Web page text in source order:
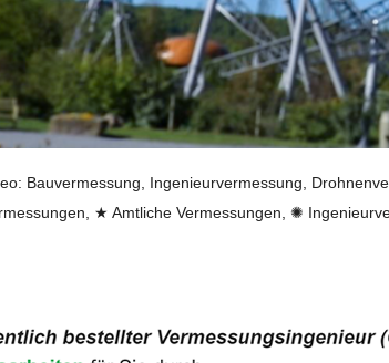
Bauvermessung, Ingenieurvermessung,
★ Amtliche Vermessungen, ✺